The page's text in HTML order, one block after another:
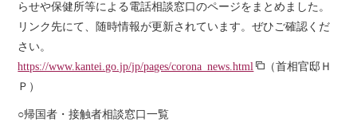
らせや保健所等による電話相談窓口のページをまとめました。
リンク先にて、随時情報が更新されています。ぜひご確認くだ
さい。
https://www.kantei.go.jp/jp/pages/corona_news.html
（首相官邸Ｈ
Ｐ）
○帰国者・接触者相談窓口一覧